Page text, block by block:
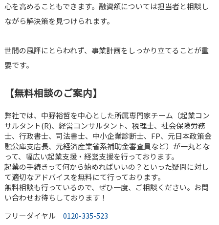
心を高めることもできます。融資額については担当者と相談し
ながら解決策を見つけられます。
世間の風評にとらわれず、事業計画をしっかり立てることが重
要です。
【無料相談のご案内】
弊社では、中野裕哲を中心とした所属専門家チーム（起業コン
サルタント(R)、経営コンサルタント、税理士、社会保険労務
士、行政書士、司法書士、中小企業診断士、FP、元日本政策金
融公庫支店長、元経済産業省系補助金審査員など）が一丸とな
って、幅広い起業支援・経営支援を行っております。
起業の手続きって何から始めればいいの？といった疑問に対し
て適切なアドバイスを無料にて行っております。
無料相談も行っているので、ぜひ一度、ご相談ください。お問
い合わせお待ちしております！
フリーダイヤル 0120-335-523